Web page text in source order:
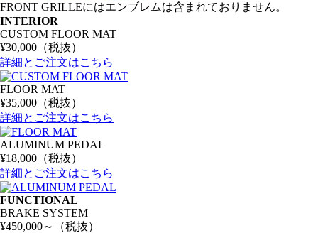
FRONT GRILLEにはエンブレムは含まれておりません。
INTERIOR
CUSTOM FLOOR MAT
¥30,000（税抜）
詳細とご注文はこちら
FLOOR MAT
¥35,000（税抜）
詳細とご注文はこちら
ALUMINUM PEDAL
¥18,000（税抜）
詳細とご注文はこちら
FUNCTIONAL
BRAKE SYSTEM
¥450,000～（税抜）